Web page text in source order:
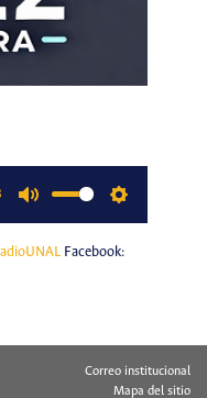
Facebook:
Correo institucional
Mapa del sitio